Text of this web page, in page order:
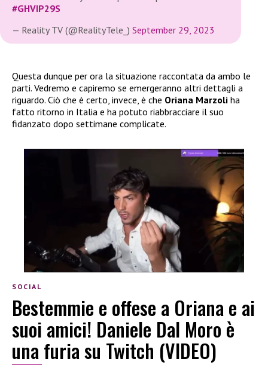
#GHVIP29S
— Reality TV (@RealityTele_) September 29, 2023
Questa dunque per ora la situazione raccontata da ambo le
parti. Vedremo e capiremo se emergeranno altri dettagli a
riguardo. Ciò che è certo, invece, è che Oriana Marzoli ha
fatto ritorno in Italia e ha potuto riabbracciare il suo
fidanzato dopo settimane complicate.
SOCIAL
Bestemmie e offese a Oriana e ai
suoi amici! Daniele Dal Moro è
una furia su Twitch (VIDEO)